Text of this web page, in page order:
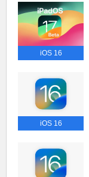
iOS 16
iOS 16